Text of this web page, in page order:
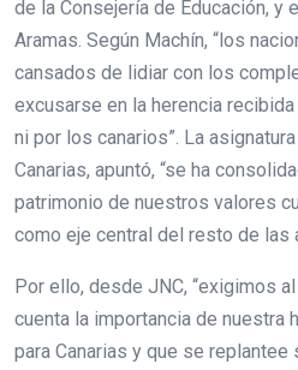
de la Consejería de Educación, y
Aramas. Según Machín, “los
cansados de lidiar con los
excusarse en la herencia
ni por los canarios”. La
Canarias, apuntó, “se ha
patrimonio de nuestros valores
como eje central del resto de las
Por ello, desde JNC, “exigimos
cuenta la importancia de nuestra
para Canarias y que se replantee